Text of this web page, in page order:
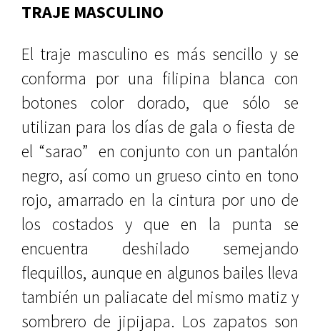
TRAJE MASCULINO
El traje masculino es más sencillo y se
conforma por una filipina blanca con
botones color dorado, que sólo se
utilizan para los días de gala o fiesta de
el “sarao” en conjunto con un pantalón
negro, así como un grueso cinto en tono
rojo, amarrado en la cintura por uno de
los costados y que en la punta se
encuentra deshilado semejando
flequillos, aunque en algunos bailes lleva
también un paliacate del mismo matiz y
sombrero de jipijapa. Los zapatos son